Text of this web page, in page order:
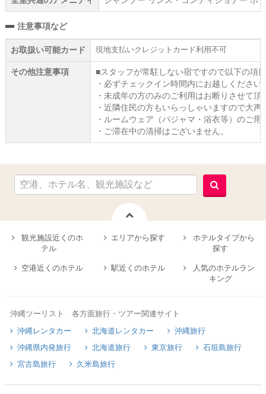
注意事項など
お取扱い可能カード 現地支払いクレジットカード利用不可
その他注意事項
■スタッフが常駐しない宿ですので以下の項
・必ずチェックイン時間内にお越しくださ
・未成年の方のみのご利用はお断りさせて頂
・近隣住民の方もいらっしゃいますので大
・ルームウェア（パジャマ・浴衣等）のご用
・ご滞在中の清掃はございません。
観光施設近くのホ
テル
エリアから探す
ホテルタイプから
探す
空港近くのホテル 駅近くのホテル
人気のホテルラン
キング
沖縄ツーリスト 各方面旅行・ツアー関連サイト
沖縄レンタカー
北海道レンタカー
沖縄旅行
沖縄県内発旅行
北海道旅行 東京旅行
石垣島旅行
宮古島旅行
久米島旅行